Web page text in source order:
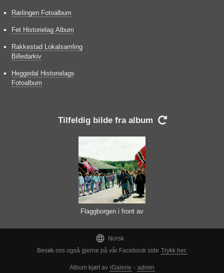
Rælingen Fotoalbum
Fet Historielag Album
Rakkestad Lokalsamling
Billedarkiv
Heggedal Historielags
Fotoalbum
Tilfeldig bilde fra album 
Flaggborgen i front av

Norsk
Besøk oss også gjerne på vår Facebook side Trykk her.
Album kjørt av iGalerie - admin